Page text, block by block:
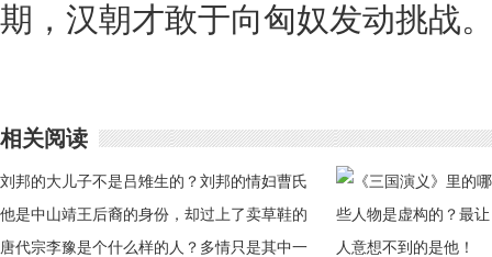
期，汉朝才敢于向匈奴发动挑战
相关阅读
刘邦的大儿子不是吕雉生的？刘邦的情妇曹氏
去哪里了？
他是中山靖王后裔的身份，却过上了卖草鞋的
生活
唐代宗李豫是个什么样的人？多情只是其中一